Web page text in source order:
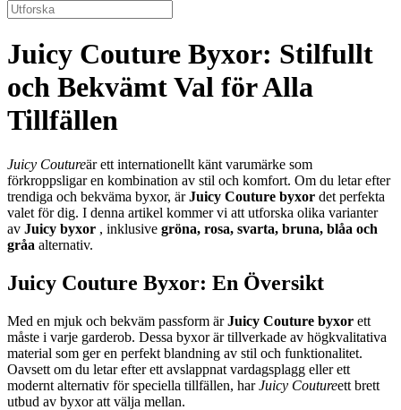
Juicy Couture Byxor: Stilfullt
och Bekvämt Val för Alla
Tillfällen
Juicy Coutureär ett internationellt känt varumärke som
förkroppsligar en kombination av stil och komfort. Om du letar efter
trendiga och bekväma byxor, ärJuicy Couture byxor det perfekta
valet för dig. I denna artikel kommer vi att utforska olika varianter
av Juicy byxor , inklusive gröna, rosa, svarta, bruna, blåa och
gråa alternativ.
Juicy Couture Byxor: En Översikt
Med en mjuk och bekväm passform ärJuicy Couture byxor ett
måste i varje garderob. Dessa byxor är tillverkade av högkvalitativa
material som ger en perfekt blandning av stil och funktionalitet.
Oavsett om du letar efter ett avslappnat vardagsplagg eller ett
modernt alternativ för speciella tillfällen, harJuicy Coutureett brett
utbud av byxor att välja mellan.